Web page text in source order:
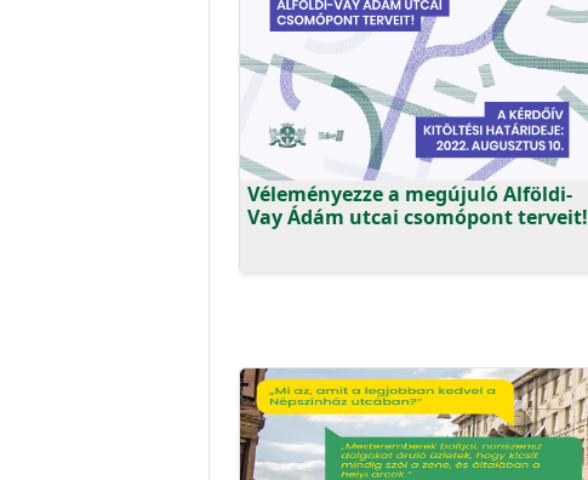
Véleményezze a megújuló Alföldi-
Vay Ádám utcai csomópont terveit!